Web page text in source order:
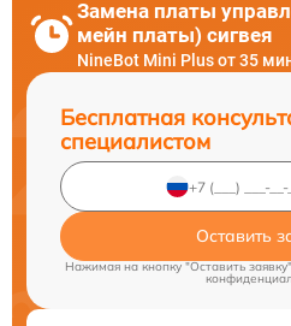
Замена платы
мейн платы) сигвея
NineBot Mini Plus от 35
Бесплатная
специалистом
Оставить
Нажимая на кнопку "Оставить